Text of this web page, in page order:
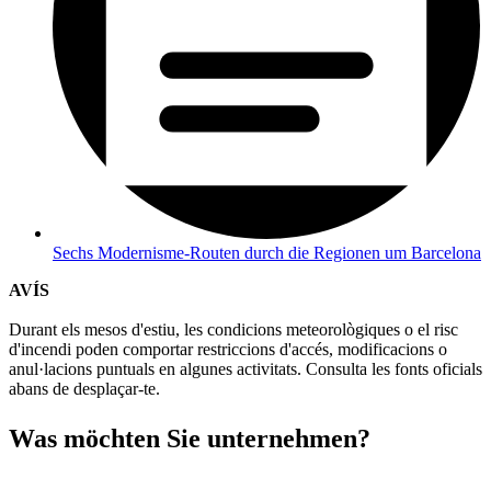
Sechs Modernisme-Routen durch die Regionen um Barcelona
AVÍS
Durant els mesos d'estiu, les condicions meteorològiques o el risc
d'incendi poden comportar restriccions d'accés, modificacions o
anul·lacions puntuals en algunes activitats. Consulta les fonts oficials
abans de desplaçar-te.
Was möchten Sie unternehmen?